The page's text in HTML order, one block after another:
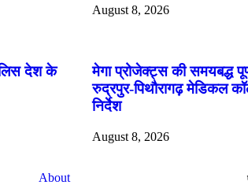
August 8, 2026
देश के
मेगा प्रोजेक्ट्स की समयबद्ध
रुद्रपुर-पिथौरागढ़ मेडिकल
निर्देश
August 8, 2026
About